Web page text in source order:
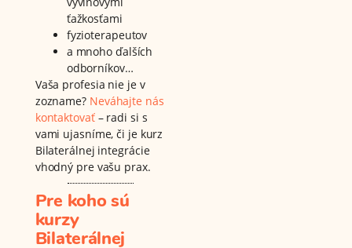
ťažkosťami
fyzioterapeutov
a mnoho ďalších
odborníkov…
Vaša profesia nie je v
zozname? Neváhajte nás
kontaktovať– radi si s
vami ujasníme, či je kurz
Bilaterálnej integrácie
vhodný pre vašu prax.
Pre koho sú
kurzy
Bilaterálnej